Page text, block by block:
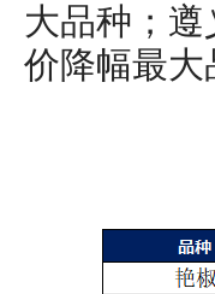
大品种；
价降幅最大